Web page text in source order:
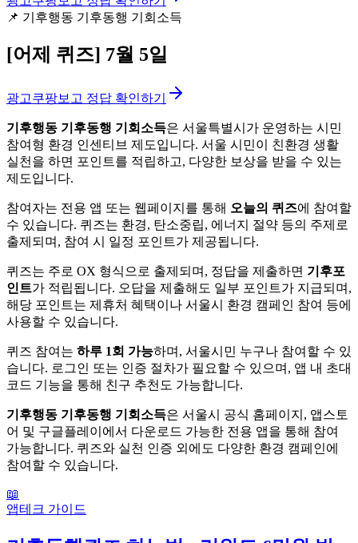
📌 기후행동 기후동행 기회소득
[어제 퀴즈] 7월 5일
광고쿠팡보고 정답 확인하기
기후행동 기후동행 기회소득은 서울특별시가 운영하는 시민
참여형 환경 인센티브 제도입니다. 서울 시민이 친환경 생활
실천을 하면 포인트를 적립하고, 다양한 보상을 받을 수 있는
제도입니다.
참여자는 전용 앱 또는 웹페이지를 통해 오늘의 퀴즈에 참여할
수 있습니다. 퀴즈는 환경, 탄소중립, 에너지 절약 등의 주제로
출제되며, 참여 시 일정 포인트가 제공됩니다.
퀴즈는 주로 OX 형식으로 출제되며, 정답을 제출하면 기후포
인트가 적립됩니다. 오답을 제출해도 일부 포인트가 지급되며,
해당 포인트는 제휴처 혜택이나 서울시 환경 캠페인 참여 등에
사용할 수 있습니다.
퀴즈 참여는 하루 1회 가능하며, 서울시민 누구나 참여할 수 있
습니다. 로그인 또는 인증 절차가 필요할 수 있으며, 앱 내 초대
코드 기능을 통해 친구 추천도 가능합니다.
기후행동 기후동행 기회소득은 서울시 공식 홈페이지, 앱스토
어 및 구글플레이에서 다운로드 가능한 전용 앱을 통해 참여
가능합니다. 퀴즈와 실천 인증 외에도 다양한 환경 캠페인에
참여할 수 있습니다.
📖
앱테크 가이드